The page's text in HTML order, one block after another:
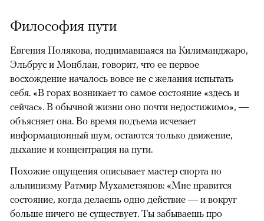
Философия пути
Евгения Полякова, поднимавшаяся на Килиманджаро,
Эльбрус и Монблан, говорит, что ее первое
восхождение началось вовсе не с желания испытать
себя. «В горах возникает то самое состояние «здесь и
сейчас». В обычной жизни оно почти недостижимо», —
объясняет она. Во время подъема исчезает
информационный шум, остаются только движение,
дыхание и концентрация на пути.
Похожие ощущения описывает мастер спорта по
альпинизму Ратмир Мухаметзянов: «Мне нравится
состояние, когда делаешь одно действие — и вокруг
больше ничего не существует. Ты забываешь про